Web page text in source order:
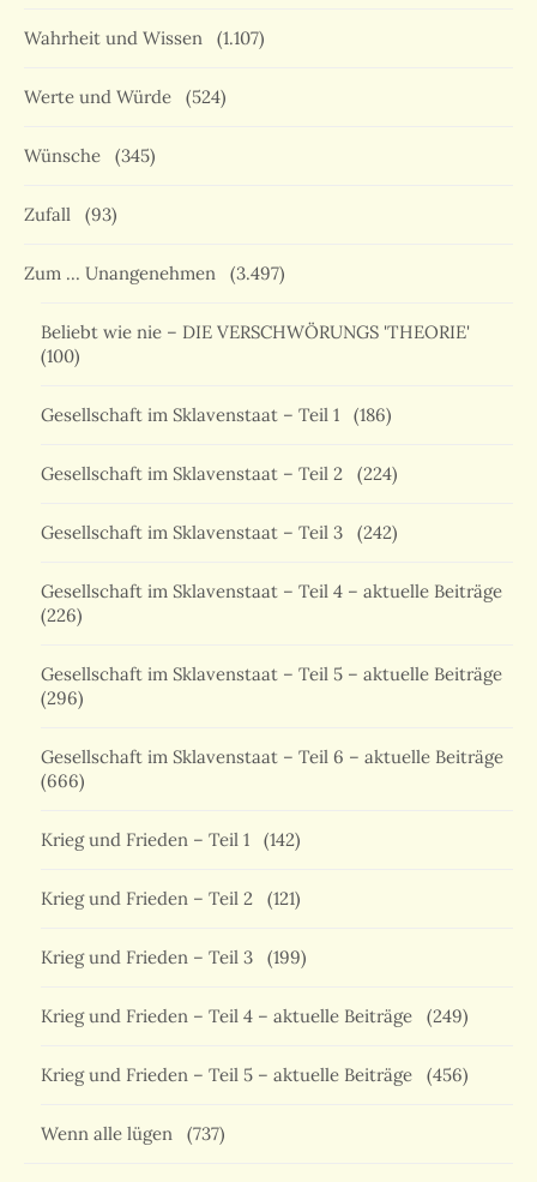
Wahrheit und Wissen (1.107)
Werte und Würde (524)
Wünsche (345)
Zufall (93)
Zum … Unangenehmen (3.497)
Beliebt wie nie – DIE VERSCHWÖRUNGS 'THEORIE'
(100)
Gesellschaft im Sklavenstaat – Teil 1 (186)
Gesellschaft im Sklavenstaat – Teil 2 (224)
Gesellschaft im Sklavenstaat – Teil 3 (242)
Gesellschaft im Sklavenstaat – Teil 4 – aktuelle Beiträge
(226)
Gesellschaft im Sklavenstaat – Teil 5 – aktuelle Beiträge
(296)
Gesellschaft im Sklavenstaat – Teil 6 – aktuelle Beiträge
(666)
Krieg und Frieden – Teil 1 (142)
Krieg und Frieden – Teil 2 (121)
Krieg und Frieden – Teil 3 (199)
Krieg und Frieden – Teil 4 – aktuelle Beiträge (249)
Krieg und Frieden – Teil 5 – aktuelle Beiträge (456)
Wenn alle lügen (737)